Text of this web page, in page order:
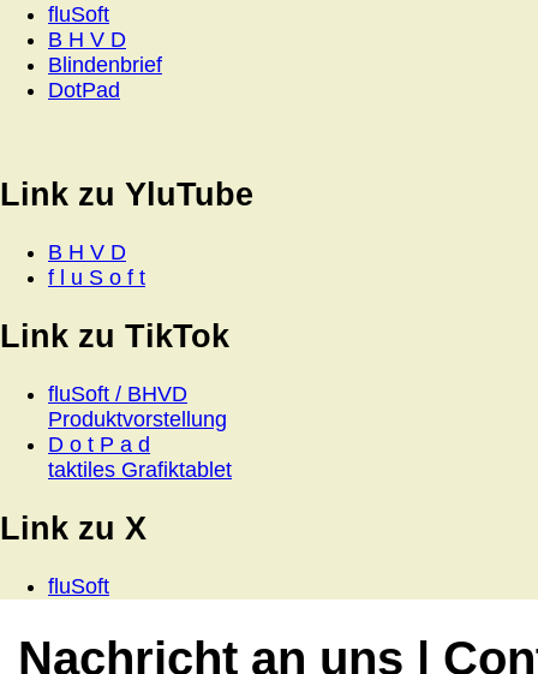
fluSoft
B H V D
Blindenbrief
DotPad
Link zu YluTube
B H V D
f l u S o f t
Link zu TikTok
fluSoft / BHVD
Produktvorstellung
D o t P a d
taktiles Grafiktablet
Link zu X
fluSoft
Nachricht an uns |